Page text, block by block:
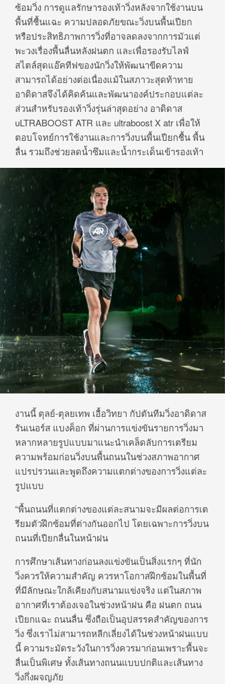
ซ้อมวิ่ง การดูแลรักษารองเท้าวิ่งหลังจากใช้งานบน
พื้นที่ชื้นแฉะ ความปลอดภัยขณะวิ่งบนพื้นเปียก
หรือประสิทธิภาพการวิ่งที่อาจลดลงจากการมัวแต่
พะวงเรื่องพื้นลื่นหลังฝนตก และเพื่อรองรับไลฟ์
สไตล์สุดแอ๊คทีฟของนักวิ่งให้พัฒนาขีดความ
สามารถได้อย่างต่อเนื่องแม้ในสภาวะสุดท้าทาย
อาดิดาสจึงได้คิดค้นและพัฒนาองค์ประกอบแต่ละ
ส่วนสำหรับรองเท้าวิ่งรุ่นล่าสุดอย่าง อาดิดาส
uLTRABOOST ATR และ ultraboost X atr เพื่อให้
ตอบโจทย์การใช้งานและการวิ่งบนพื้นเปียกชื้น พื้น
ลื่น รวมถึงช่วยลดน้ำซึมและน้ำกระเด็นเข้ารองเท้า
งานนี้ ตุลย์-ตุลยเทพ เอื้อวิทยา กัปตันทีมวิ่งอาดิดาส
รันเนอร์ส แบงค็อก ที่ผ่านการแข่งขันรายการวิ่งมา
หลากหลายรูปแบบมาแนะนำเคล็ดลับการเตรียม
ความพร้อมก่อนวิ่งบนพื้นถนนในช่วงสภาพอากาศ
แปรปรวนและพูดถึงความแตกต่างของการวิ่งแต่ละ
รูปแบบ
“พื้นถนนที่แตกต่างของแต่ละสนามจะมีผลต่อการเต
รียมตัวฝึกซ้อมที่ต่างกันออกไป โดยเฉพาะการวิ่งบน
ถนนที่เปียกลื่นในหน้าฝน
การศึกษาเส้นทางก่อนลงแข่งขันเป็นสิ่งแรกๆ ที่นัก
วิ่งควรให้ความสำคัญ ควรหาโอกาสฝึกซ้อมในพื้นที่
ที่มีลักษณะใกล้เคียงกับสนามแข่งจริง แต่ในสภาพ
อากาศที่เราต้องเจอในช่วงหน้าฝน คือ ฝนตก ถนน
เปียกแฉะ ถนนลื่น ซึ่งถือเป็นอุปสรรคสำคัญของการ
วิ่ง ซึ่งเราไม่สามารถหลีกเลี่ยงได้ในช่วงหน้าฝนแบบ
นี้ ความระมัดระวังในการวิ่งควรมาก่อนเพราะพื้นจะ
ลื่นเป็นพิเศษ ทั้งเส้นทางถนนแบบปกติและเส้นทาง
วิ่งกึ่งผจญภัย